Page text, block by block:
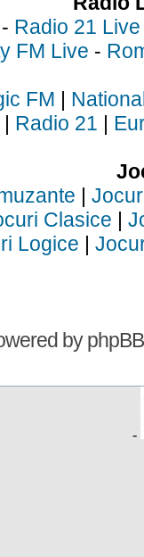
- Radio 21 Live
FM Live -
FM |
| Radio 21 |
|
Clasice |
Logice |
byphpBB
-